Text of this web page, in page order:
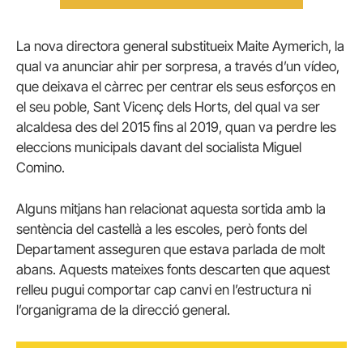
La nova directora general substitueix Maite Aymerich, la
qual va anunciar ahir per sorpresa, a través d’un vídeo,
que deixava el càrrec per centrar els seus esforços en
el seu poble, Sant Vicenç dels Horts, del qual va ser
alcaldesa des del 2015 fins al 2019, quan va perdre les
eleccions municipals davant del socialista Miguel
Comino.
Alguns mitjans han relacionat aquesta sortida amb la
sentència del castellà a les escoles, però fonts del
Departament asseguren que estava parlada de molt
abans. Aquests mateixes fonts descarten que aquest
relleu pugui comportar cap canvi en l’estructura ni
l’organigrama de la direcció general.